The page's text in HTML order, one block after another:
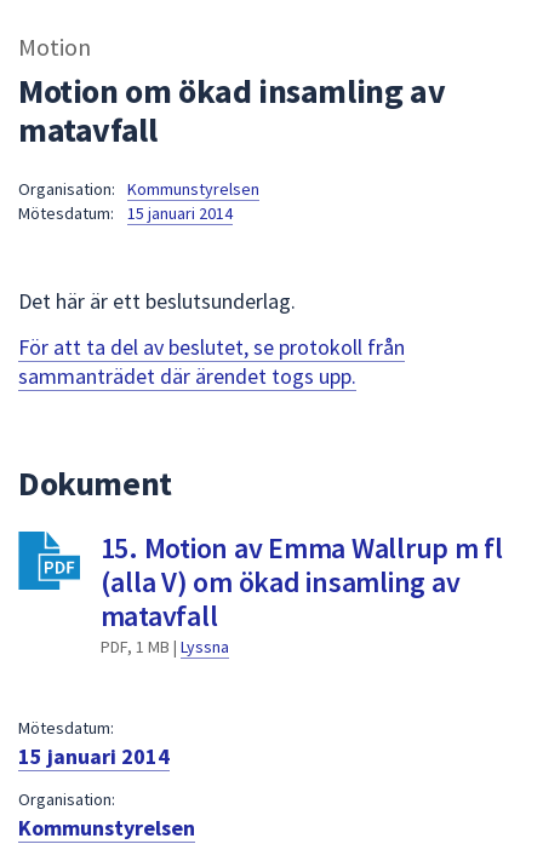
sökfältet
kommer
för
att
navigera
för
att
Motion
Motion om ökad insamling av
matavfall
Organisation:
Kommunstyrelsen
Mötesdatum:
15 januari 2014
Det här är ett beslutsunderlag.
För att ta del av beslutet, se protokoll från
sammanträdet där ärendet togs upp.
Dokument
15. Motion av Emma Wallrup m fl
(alla V) om ökad insamling av
matavfall
PDF, 1 MB | Lyssna
Mötesdatum:
15 januari 2014
Organisation:
Kommunstyrelsen